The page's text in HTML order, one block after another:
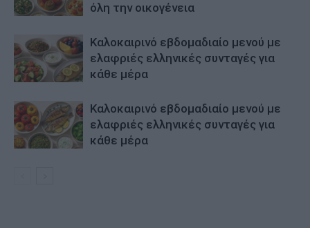
όλη την οικογένεια
Καλοκαιρινό εβδομαδιαίο μενού με
ελαφριές ελληνικές συνταγές για
κάθε μέρα
Καλοκαιρινό εβδομαδιαίο μενού με
ελαφριές ελληνικές συνταγές για
κάθε μέρα